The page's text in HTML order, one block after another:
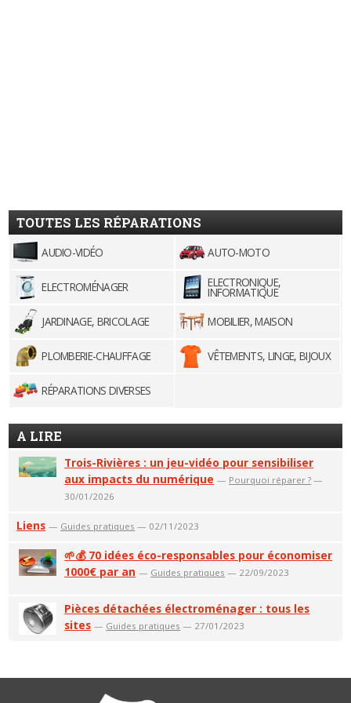
TOUTES LES RÉPARATIONS
AUDIO-VIDÉO AUTO-MOTO
ELECTROMÉNAGER ELECTRONIQUE,
INFORMATIQUE
JARDINAGE, BRICOLAGE
MOBILIER, MAISON
PLOMBERIE-CHAUFFAGE VÊTEMENTS, LINGE, BIJOUX
RÉPARATIONS DIVERSES
A LIRE
Trois-Rivières : un jeu-vidéo pour sensibiliser
aux impacts du numérique — Pourquoi réparer ? —
30/01/2026
Liens — Guides pratiques — 02/11/2023
🌱💰 70 idées éco-responsables pour économiser
1000€ par an — Guides pratiques — 22/09/2023
Pièces détachées électroménager : tous les
sites — Guides pratiques — 27/01/2023